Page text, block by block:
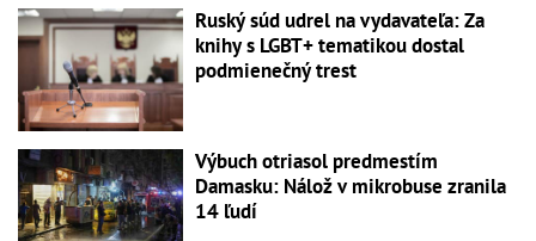
Ruský súd udrel na vydavateľa: Za
knihy s LGBT+ tematikou dostal
podmienečný trest
Výbuch otriasol predmestím
Damasku: Nálož v mikrobuse zranila
14 ľudí